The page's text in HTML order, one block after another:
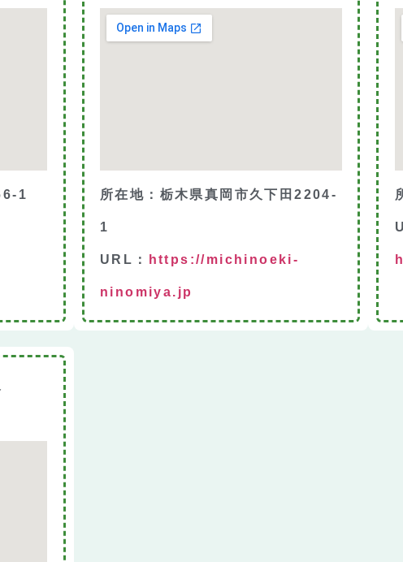
1 所在地：栃木県真岡市久下田2204-
1
URL： https://michinoeki-
ninomiya.jp